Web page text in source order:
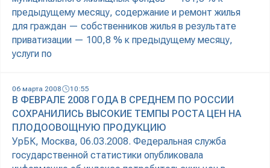
предыдущему месяцу, содержание и ремонт жилья
для граждан — собственников жилья в результате
приватизации — 100,8 % к предыдущему месяцу,
услуги по
06 марта 2008 10:55
В ФЕВРАЛЕ 2008 ГОДА В СРЕДНЕМ ПО РОССИИ
СОХРАНИЛИСЬ ВЫСОКИЕ ТЕМПЫ РОСТА ЦЕН НА
ПЛОДООВОЩНУЮ ПРОДУКЦИЮ
УрБК, Москва, 06.03.2008. Федеральная служба
государственной статистики опубликовала